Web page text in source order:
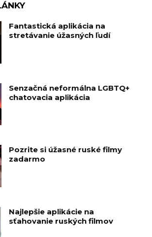
Fantastická aplikácia na
stretávanie úžasných ľudí
Senzačná neformálna LGBTQ+
chatovacia aplikácia
Pozrite si úžasné ruské filmy
zadarmo
Najlepšie aplikácie na
sťahovanie ruských filmov